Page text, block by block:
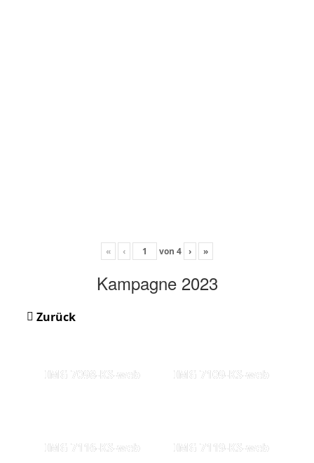
« ‹ von 4 › »
Kampagne 2023
Zurück
IMG 7098-KS-web IMG 7109-KS-web
IMG 7116-KS-web IMG 7119-KS-web